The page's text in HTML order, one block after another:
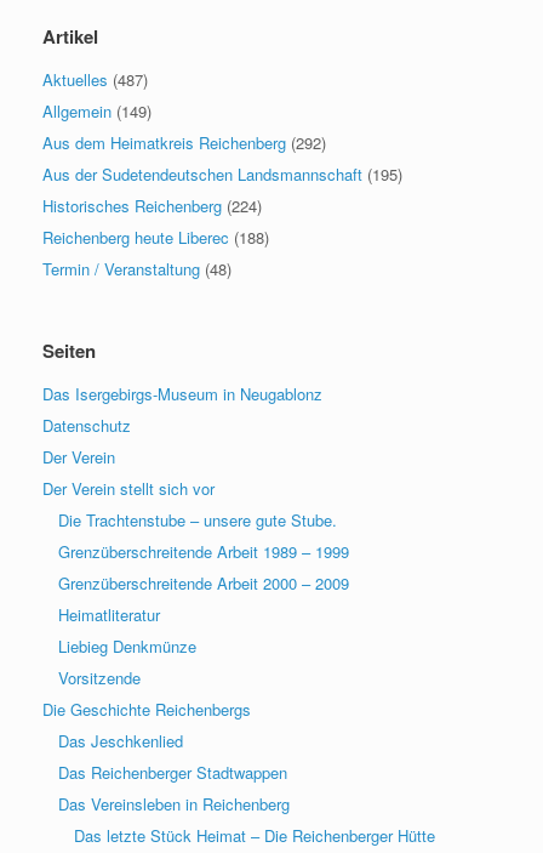
Artikel
Aktuelles (487)
Allgemein (149)
Aus dem Heimatkreis Reichenberg (292)
Aus der Sudetendeutschen Landsmannschaft (195)
Historisches Reichenberg (224)
Reichenberg heute Liberec (188)
Termin / Veranstaltung (48)
Seiten
Das Isergebirgs-Museum in Neugablonz
Datenschutz
Der Verein
Der Verein stellt sich vor
Die Trachtenstube – unsere gute Stube.
Grenzüberschreitende Arbeit 1989 – 1999
Grenzüberschreitende Arbeit 2000 – 2009
Heimatliteratur
Liebieg Denkmünze
Vorsitzende
Die Geschichte Reichenbergs
Das Jeschkenlied
Das Reichenberger Stadtwappen
Das Vereinsleben in Reichenberg
Das letzte Stück Heimat – Die Reichenberger Hütte